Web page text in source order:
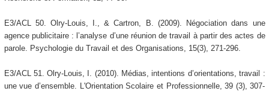
E3/ACL 50. Olry-Louis, I., & Cartron, B. (2009). Négociation dans une
agence publicitaire : l’analyse d’une réunion de travail à partir des actes de
parole. Psychologie du Travail et des Organisations, 15(3), 271-296.
E3/ACL 51. Olry-Louis, I. (2010). Médias, intentions d’orientations, travail :
une vue d’ensemble. L'Orientation Scolaire et Professionnelle, 39 (3), 307-